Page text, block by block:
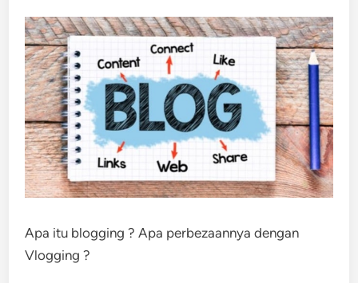
Apa itu blogging ? Apa perbezaannya dengan
Vlogging ?